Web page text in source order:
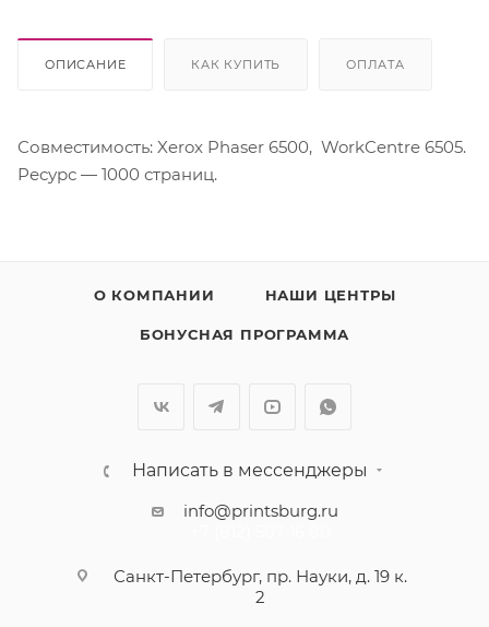
ОПИСАНИЕ КАК КУПИТЬ ОПЛАТА
Совместимость: Xerox Phaser 6500, WorkCentre 6505.
Ресурс — 1000 страниц.
О КОМПАНИИ НАШИ ЦЕНТРЫ
БОНУСНАЯ ПРОГРАММА
Написать в мессенджеры
info@printsburg.ru
Санкт-Петербург, пр. Науки, д. 19 к.
2